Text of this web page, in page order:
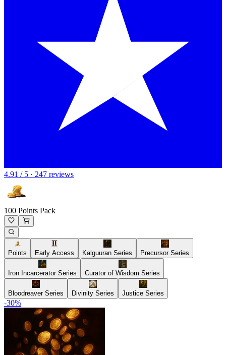
4.91 / 5 · 247 reviews
100 Points Pack
Points Early Access Kalguuran Series Precursor Series
Iron Incarcerator Series Curator of Wisdom Series
Bloodreaver Series Divinity Series Justice Series
-30%